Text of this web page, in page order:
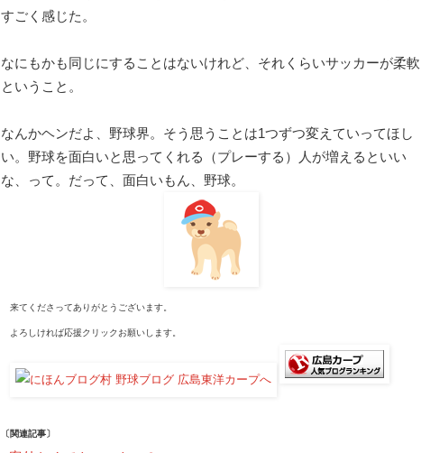
すごく感じた。
なにもかも同じにすることはないけれど、それくらいサッカーが柔軟
ということ。
なんかヘンだよ、野球界。そう思うことは1つずつ変えていってほし
い。野球を面白いと思ってくれる（プレーする）人が増えるといい
な、って。だって、面白いもん、野球。
来てくださってありがとうございます。
よろしければ応援クリックお願いします。
〔関連記事〕